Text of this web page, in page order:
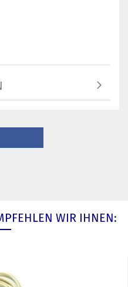
WIR IHNEN: